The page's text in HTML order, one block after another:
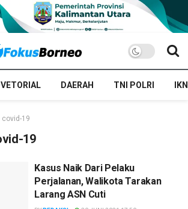
DAERAH TNI POLRI IKN
covid-19
19
Kasus Naik Dari Pelaku
Perjalanan, Walikota Tarakan
Larang ASN Cuti